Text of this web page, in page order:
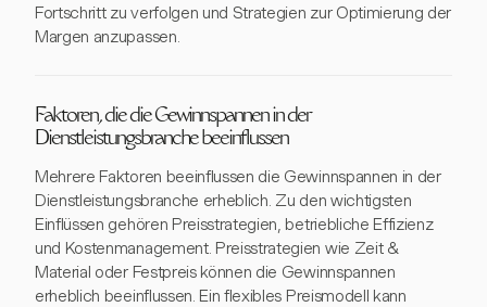
Fortschritt zu verfolgen und Strategien zur Optimierung der
Margen anzupassen.
Faktoren, die die Gewinnspannen in der
Dienstleistungsbranche beeinflussen
Mehrere Faktoren beeinflussen die Gewinnspannen in der
Dienstleistungsbranche erheblich. Zu den wichtigsten
Einflüssen gehören Preisstrategien, betriebliche Effizienz
und Kostenmanagement. Preisstrategien wie Zeit &
Material oder Festpreis können die Gewinnspannen
erheblich beeinflussen. Ein flexibles Preismodell kann